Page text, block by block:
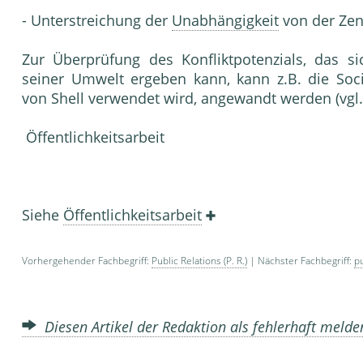
- Unterstreichung der Unabhängigkeit von der
Zur Überprüfung des Konfliktpotenzials, das
seiner Umwelt ergeben kann, kann z.B. die
von Shell verwendet wird, angewandt werden
Öffentlichkeitsarbeit
Siehe Öffentlichkeitsarbeit
Vorhergehender Fachbegriff: Public Relations (P. R.) | Nächster Fachbegriff:
Diesen Artikel der Redaktion als fehlerhaft